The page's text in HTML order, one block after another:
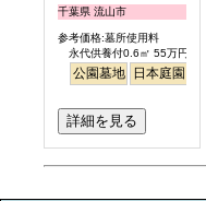
千葉県 流山市
参考価格:墓所使用料
永代供養付0.6㎡ 55万円より
公園墓地 日本庭園
詳細を見る